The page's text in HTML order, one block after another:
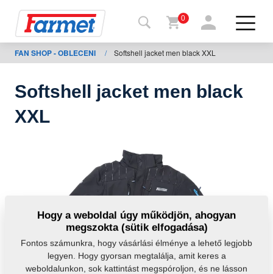
a
Farmet
shop
Letöltésre
0
FAN SHOP - OBLECENI / Softshell jacket men black XXL
Softshell jacket men black
XXL
Hogy a weboldal úgy működjön, ahogyan
megszokta (sütik elfogadása)
Fontos számunkra, hogy vásárlási élménye a lehető legjobb
legyen. Hogy gyorsan megtalálja, amit keres a
weboldalunkon, sok kattintást megspóroljon, és ne lásson